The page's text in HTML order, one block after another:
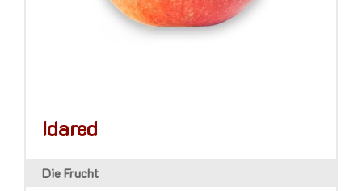
Idared
Die Frucht